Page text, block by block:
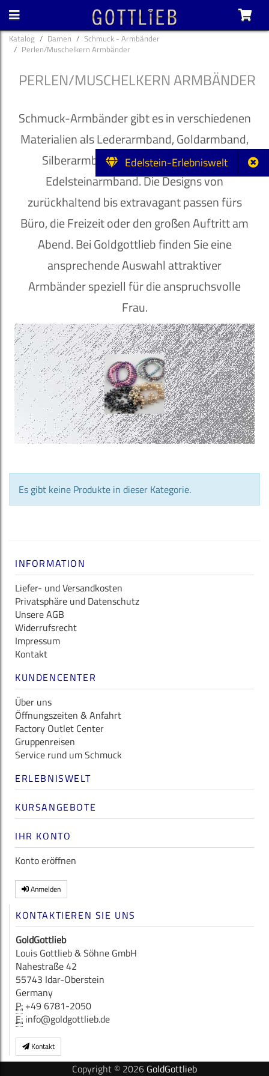
Edelstein-Erlebniswelt
Katalog Damen
Schmuck - Armbänder
Perlen/Muschelkern Armbänder
PERLEN/MUSCHELKERN ARMBÄNDER
Schmuck-Armbänder gibt es in verschiedenen
Materialien als Lederarmband, Goldarmband,
Silberarmband, Perlenarmband oder
Edelsteinarmband. Die Designs von
zurückhaltend bis extravagant passen fürs
Büro, die Freizeit oder den großen Auftritt am
Abend. Bei Goldgottlieb finden Sie eine
ansprechende Auswahl attraktiver
Armbänder speziell für die anspruchsvolle
Frau.
Es gibt keine Produkte in dieser Kategorie.
INFORMATION
Liefer- und Versandkosten
Privatsphäre und Datenschutz
Unsere AGB
Widerrufsrecht
Impressum
Kontakt
KUNDENCENTER
Über uns
Öffnungszeiten & Anfahrt
Factory Outlet Center
Gruppenreisen
Service rund um Schmuck
ERLEBNISWELT
KURSANGEBOTE
IHR KONTO
Konto eröffnen
Anmelden
KONTAKTIEREN SIE UNS
GoldGottlieb
Louis Gottlieb & Söhne GmbH
Nahestraße 42
55743 Idar-Oberstein
Germany
P: +49 6781-2050
E: info@goldgottlieb.de
Kontakt
Copyright © 2026 GoldGottlieb